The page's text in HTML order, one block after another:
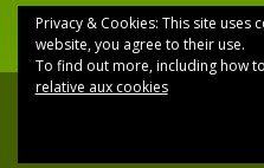
Copyright © 2026 Gite à Arnac
Privacy & Cookies: This site uses
website, you agree to their use.
To find out more, including how
relative aux cookies